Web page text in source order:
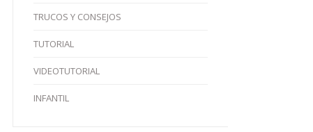
TRUCOS Y CONSEJOS
TUTORIAL
VIDEOTUTORIAL
INFANTIL